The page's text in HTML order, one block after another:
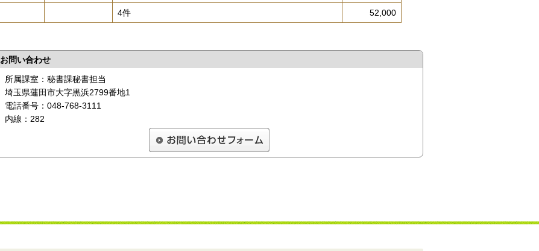
4件 52,000
お問い合わせ
所属課室：秘書課秘書担当
埼玉県蓮田市大字黒浜2799番地1
電話番号：048-768-3111
内線：282